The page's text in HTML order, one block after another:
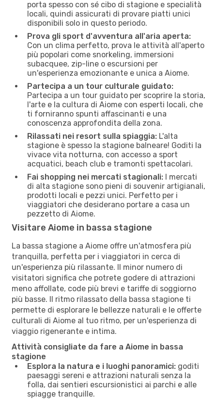
porta spesso con sé cibo di stagione e specialità
locali, quindi assicurati di provare piatti unici
disponibili solo in questo periodo.
Prova gli sport d'avventura all'aria aperta:
Con un clima perfetto, prova le attività all'aperto
più popolari come snorkeling, immersioni
subacquee, zip-line o escursioni per
un'esperienza emozionante e unica a Aiome.
Partecipa a un tour culturale guidato:
Partecipa a un tour guidato per scoprire la storia,
l'arte e la cultura di Aiome con esperti locali, che
ti forniranno spunti affascinanti e una
conoscenza approfondita della zona.
Rilassati nei resort sulla spiaggia: L'alta
stagione è spesso la stagione balneare! Goditi la
vivace vita notturna, con accesso a sport
acquatici, beach club e tramonti spettacolari.
Fai shopping nei mercati stagionali: I mercati
di alta stagione sono pieni di souvenir artigianali,
prodotti locali e pezzi unici. Perfetto per i
viaggiatori che desiderano portare a casa un
pezzetto di Aiome.
Visitare Aiome in bassa stagione
La bassa stagione a Aiome offre un'atmosfera più
tranquilla, perfetta per i viaggiatori in cerca di
un'esperienza più rilassante. Il minor numero di
visitatori significa che potrete godere di attrazioni
meno affollate, code più brevi e tariffe di soggiorno
più basse. Il ritmo rilassato della bassa stagione ti
permette di esplorare le bellezze naturali e le offerte
culturali di Aiome al tuo ritmo, per un'esperienza di
viaggio rigenerante e intima.
Attività consigliate da fare a Aiome in bassa
stagione
Esplora la natura e i luoghi panoramici: goditi
paesaggi sereni e attrazioni naturali senza la
folla, dai sentieri escursionistici ai parchi e alle
spiagge tranquille.